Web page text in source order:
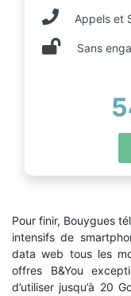
Appels et
Sans
Pour finir, Bouygues
intensifs de
data web tous les
offres B&You
d’utiliser jusqu’à 20